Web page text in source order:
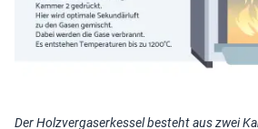
Der Holzvergaserkessel besteht aus zwei